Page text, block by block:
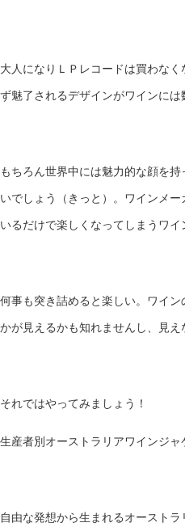
大人になりＬＰレコードは買わな
ず魅了されるデザインがワインには
もちろん世界中には魅力的な顔を
いでしょう（きっと）。ワインメ
いるだけで楽しくなってしまうワイ
何事も突き詰めると楽しい。ワイ
かが見えるかも知れませんし、見
それではやってみましょう！
生産者別オーストラリアワインジャ
自由な発想から生まれるオースト